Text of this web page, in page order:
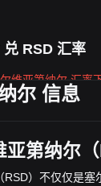
RSD 汇率
维亚第纳尔 汇率
RSD 。 Gracy
3,244,578.15
是
尔 信息
亚第纳尔（
RSD）不仅仅是塞